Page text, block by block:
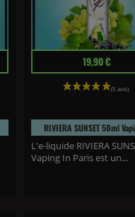
Prix 19,90 €
RIVIERA SUNSET 50ml
L'e-liquide RIVIERA
Vaping In Paris est un...